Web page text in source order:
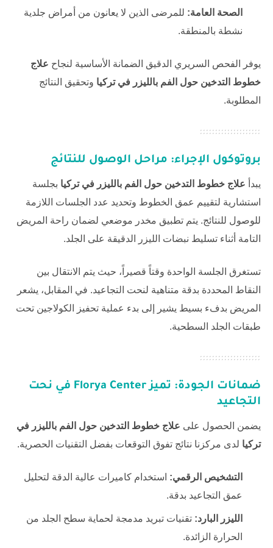
الصحة العامة: للمرضى الذين لا يعانون من أمراض جلدية
نشطة بالمنطقة.
يوفر الفحص السريري الدقيق الضمانة الأساسية لنجاح علاج
خطوط التدخين حول الفم بالليزر في تركيا وتحقيق النتائج
المطلوبة.
بروتوكول الإجراء: مراحل الوصول للنتائج
يبدأ علاج خطوط التدخين حول الفم بالليزر في تركيا بجلسة
استشارية لتقييم عمق الخطوط وتحديد عدد الجلسات اللازمة
للوصول للنتائج. يتم تطبيق مخدر موضعي لضمان راحة المريض
التامة أثناء تسليط نبضات الليزر الدقيقة على الجلد.
تستغرق الجلسة الواحدة وقتاً قصيراً، حيث يتم الانتقال بين
النقاط المحددة بدقة متناهية لنحت التجاعيد. في المقابل، يشعر
المريض بدفء بسيط يشير إلى بدء عملية تحفيز الكولاجين تحت
طبقات الجلد السطحية.
ضمانات الجودة: تميزFlorya Center في نحت
التجاعيد
يضمن الحصول على علاج خطوط التدخين حول الفم بالليزر في
تركيا لدى مركزنا نتائج تفوق التوقعات بفضل التقنيات الحصرية.
التشخيص الرقمي: استخدام كاميرات عالية الدقة لتحليل
عمق التجاعيد بدقة.
الليزر البارد: تقنيات تبريد مدمجة لحماية سطح الجلد من
الحرارة الزائدة.